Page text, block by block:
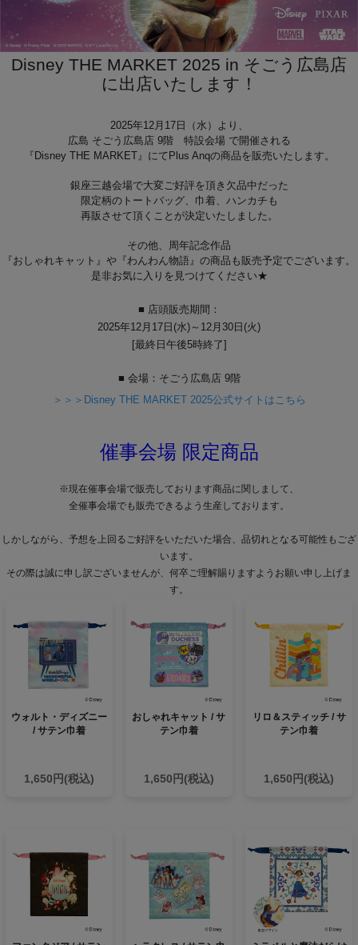
Disney THE MARKET 2025 in そごう広島店
に出店いたします！
2025年12月17日（水）より、
広島 そごう広島店 9階 特設会場 で開催される
『Disney THE MARKET』にてPlus Anqの商品を販売いたします。
銀座三越会場で大変ご好評を頂き欠品中だった
限定柄のトートバッグ、巾着、ハンカチも
再販させて頂くことが決定いたしました。
その他、周年記念作品
『おしゃれキャット』や『わんわん物語』の商品も販売予定でございます。
是非お気に入りを見つけてください★
■ 店頭販売期間：
2025年12月17日(水)～12月30日(火)
[最終日午後5時終了]
■ 会場：そごう広島店 9階
＞＞＞Disney THE MARKET 2025公式サイトはこちら
催事会場 限定商品
※現在催事会場で販売しております商品に関しまして、
全催事会場でも販売できるよう生産しております。
しかしながら、予想を上回るご好評をいただいた場合、品切れとなる可能性もござ
います。
その際は誠に申し訳ございませんが、何卒ご理解賜りますようお願い申し上げま
す。
ウォルト・ディズニー
/ サテン巾着
1,650円(税込)
おしゃれキャット / サ
テン巾着
1,650円(税込)
リロ＆スティッチ / サ
テン巾着
1,650円(税込)